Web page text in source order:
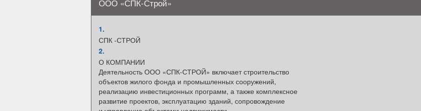
ООО «СПК-Строй»
1.
СПК -СТРОЙ
2.
О КОМПАНИИ
Деятельность ООО «СПК-СТРОЙ» включает строительство
объектов жилого фонда и промышленных сооружений,
реализацию инвестиционных программ, а также комплексное
развитие проектов, эксплуатацию зданий, сопровождение